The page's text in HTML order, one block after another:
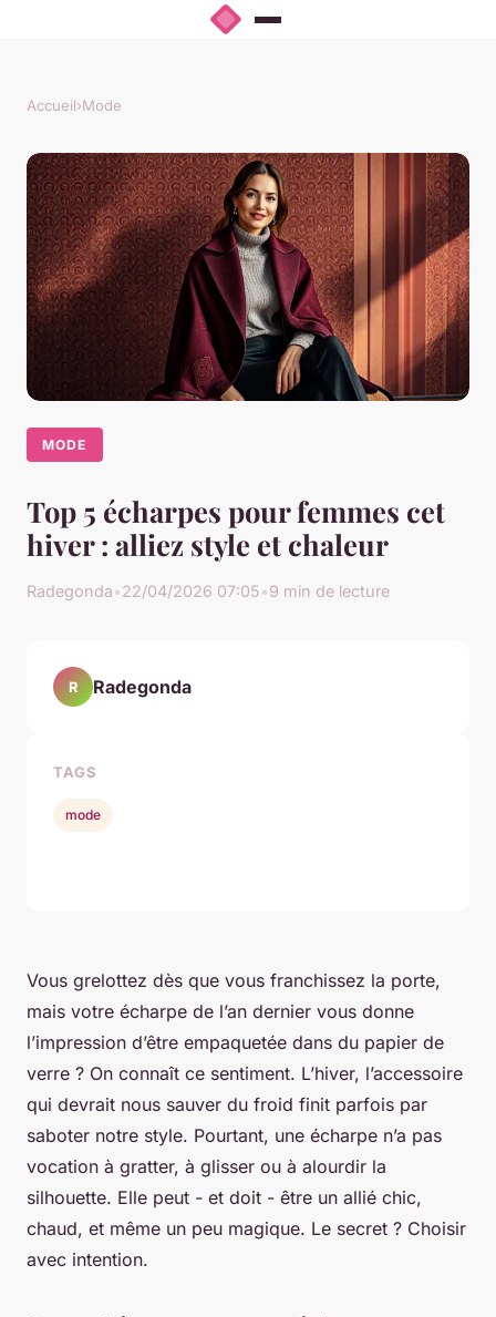
Accueil›Mode
MODE
Top 5 écharpes pour femmes cet
hiver : alliez style et chaleur
Radegonda•22/04/2026 07:05•9 min de lecture
Vous grelottez dès que vous franchissez la porte,
mais votre écharpe de l’an dernier vous donne
l’impression d’être empaquetée dans du papier de
verre ? On connaît ce sentiment. L’hiver, l’accessoire
qui devrait nous sauver du froid finit parfois par
saboter notre style. Pourtant, une écharpe n’a pas
vocation à gratter, à glisser ou à alourdir la
silhouette. Elle peut - et doit - être un allié chic,
chaud, et même un peu magique. Le secret ? Choisir
avec intention.
R Radegonda
TAGS
mode